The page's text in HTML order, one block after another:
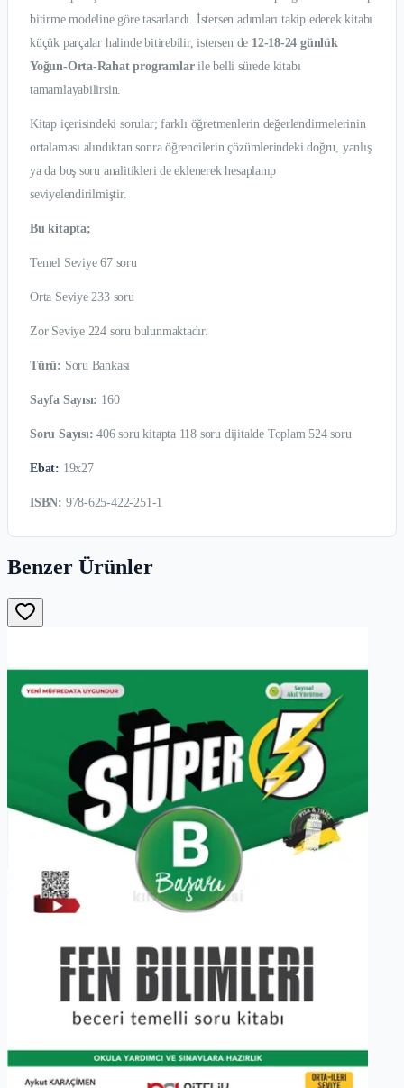
bitirme modeline göre tasarlandı. İstersen adımları takip ederek kitabı
küçük parçalar halinde bitirebilir, istersen de 12-18-24 günlük
Yoğun-Orta-Rahat programlarile belli sürede kitabı
tamamlayabilirsin.
Kitap içerisindeki sorular; farklı öğretmenlerin değerlendirmelerinin
ortalaması alındıktan sonra öğrencilerin çözümlerindeki doğru, yanlış
ya da boş soru analitikleri de eklenerek hesaplanıp
seviyelendirilmiştir.
Bu kitapta;
Temel Seviye 67 soru
Orta Seviye 233 soru
Zor Seviye 224 soru bulunmaktadır.
Türü: Soru Bankası
Sayfa Sayısı: 160
Soru Sayısı: 406 soru kitapta 118 soru dijitalde Toplam 524 soru
Ebat: 19x27
ISBN: 978-625-422-251-1
Benzer Ürünler